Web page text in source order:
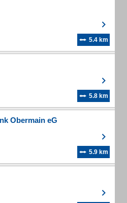
5.4 km
5.8 km
Obermain eG
5.9 km